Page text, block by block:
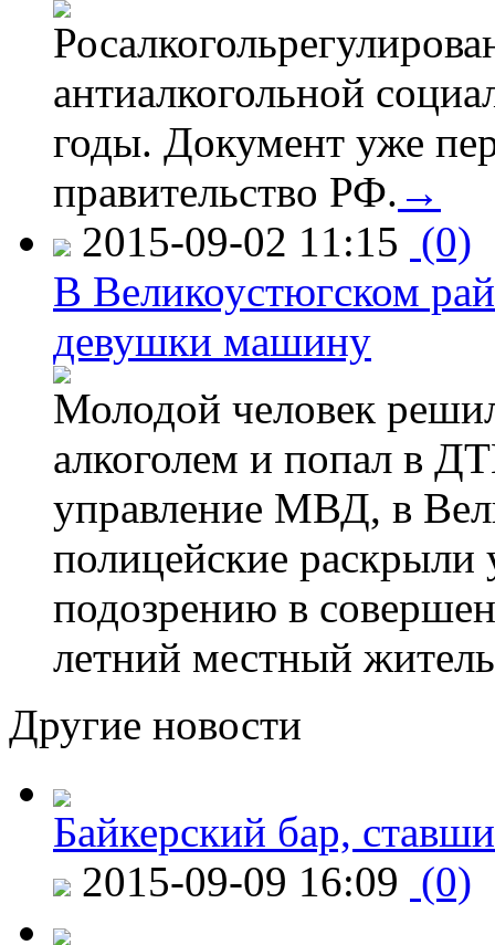
антиалкогольной
годы. Документ уже
правительство РФ. →
2015-09-02 11:15 (0)
В Великоустюгском
девушки машину
Молодой человек
алкоголем и попал в
управление МВД, в
полицейские
подозрению в
летний местный
Другие новости
Байкерский бар,
2015-09-09 16:09 (0)